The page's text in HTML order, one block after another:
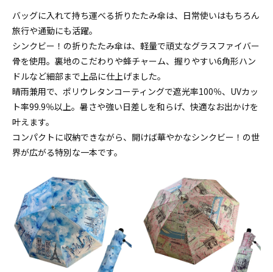
バッグに入れて持ち運べる折りたたみ傘は、日常使いはもちろん
旅行や通勤にも活躍。
シンクビー！の折りたたみ傘は、軽量で頑丈なグラスファイバー
骨を使用。裏地のこだわりや蜂チャーム、握りやすい6角形ハン
ドルなど細部まで上品に仕上げました。
晴雨兼用で、ポリウレタンコーティングで遮光率100％、UVカッ
ト率99.9％以上。暑さや強い日差しを和らげ、快適なお出かけを
叶えます。
コンパクトに収納できながら、開けば華やかなシンクビー！の世
界が広がる特別な一本です。